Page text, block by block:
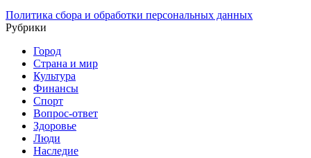
Политика сбора и обработки персональных данных
Рубрики
Город
Страна и мир
Культура
Финансы
Спорт
Вопрос-ответ
Здоровье
Люди
Наследие